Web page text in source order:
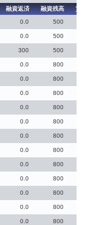
融資返済 融資残高
貸
0.0 500
0.0 500
300 500
0.0 800
0.0 800
0.0 800
0.0 800
0.0 800
0.0 800
0.0 800
0.0 800
0.0 800
0.0 800
0.0 800
0.0
800